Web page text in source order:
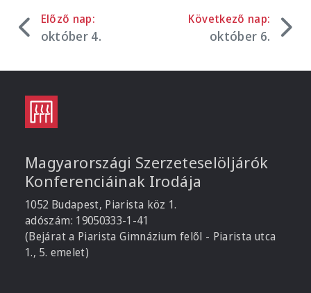
Előző nap:
október 4.
Következő nap:
október 6.
Magyarországi Szerzeteselöljárók
Konferenciáinak Irodája
1052 Budapest, Piarista köz 1.
adószám: 19050333-1-41
(Bejárat a Piarista Gimnázium felől - Piarista utca
1., 5. emelet)